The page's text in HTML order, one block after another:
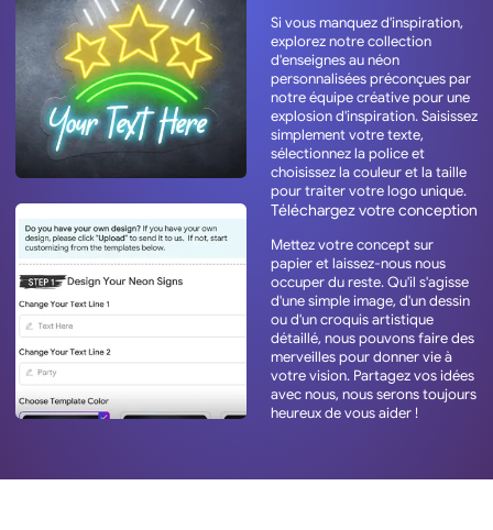
Si vous manquez d'inspiration,
explorez notre collection
d'enseignes au néon
personnalisées préconçues par
notre équipe créative pour une
explosion d'inspiration. Saisissez
simplement votre texte,
sélectionnez la police et
choisissez la couleur et la taille
pour traiter votre logo unique.
Téléchargez votre conception
Mettez votre concept sur
papier et laissez-nous nous
occuper du reste. Qu'il s'agisse
d'une simple image, d'un dessin
ou d'un croquis artistique
détaillé, nous pouvons faire des
merveilles pour donner vie à
votre vision. Partagez vos idées
avec nous, nous serons toujours
heureux de vous aider !